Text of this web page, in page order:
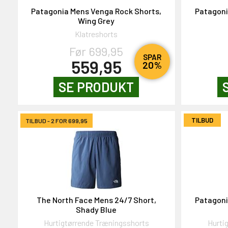
SPAR
20%
Patagonia Mens Venga Rock Shorts,
Wing Grey
Klatreshorts
Før 699,95
559,95
SE PRODUKT
TILBUD - 2 FOR 699,95
The North Face Mens 24/7 Short,
Shady Blue
Hurtigtørrende Træningsshorts
TILBUD